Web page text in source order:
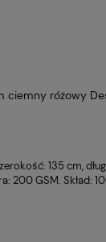
ciemny różowy
135 cm,
200 GSM. Skład: